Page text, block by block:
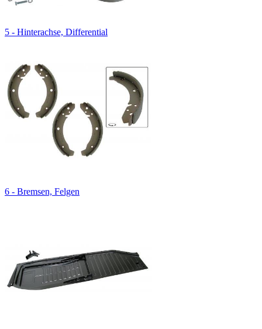
5 - Hinterachse, Differential
6 - Bremsen, Felgen